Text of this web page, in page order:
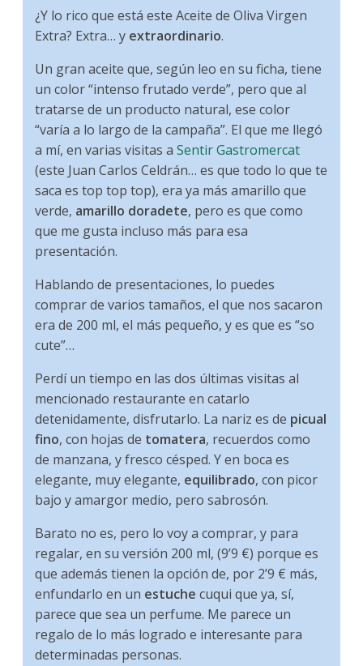
¿Y lo rico que está este Aceite de Oliva Virgen
Extra? Extra… y extraordinario.
Un gran aceite que, según leo en su ficha, tiene
un color “intenso frutado verde”, pero que al
tratarse de un producto natural, ese color
“varía a lo largo de la campaña”. El que me llegó
a mí, en varias visitas aSentir Gastromercat
(este Juan Carlos Celdrán… es que todo lo que te
saca es top top top), era ya más amarillo que
verde, amarillo doradete, pero es que como
que me gusta incluso más para esa
presentación.
Hablando de presentaciones, lo puedes
comprar de varios tamaños, el que nos sacaron
era de 200 ml, el más pequeño, y es que es “so
cute”…
Perdí un tiempo en las dos últimas visitas al
mencionado restaurante en catarlo
detenidamente, disfrutarlo. La nariz es de picual
fino, con hojas de tomatera, recuerdos como
de manzana, y fresco césped. Y en boca es
elegante, muy elegante, equilibrado, con picor
bajo y amargor medio, pero sabrosón.
Barato no es, pero lo voy a comprar, y para
regalar, en su versión 200 ml, (9’9 €) porque es
que además tienen la opción de, por 2’9 € más,
enfundarlo en un estuche cuqui que ya, sí,
parece que sea un perfume. Me parece un
regalo de lo más logrado e interesante para
determinadas personas.